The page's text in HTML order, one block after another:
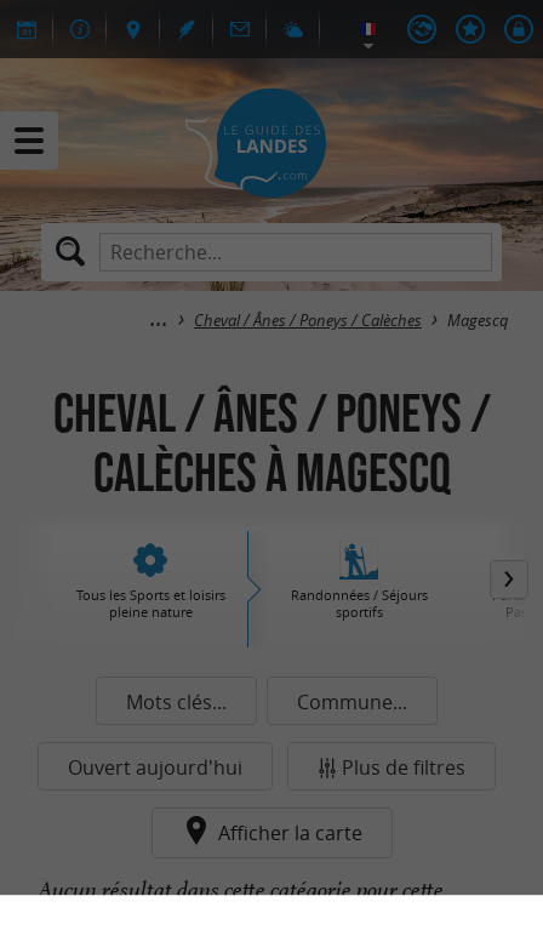
Cheval / Ânes / Poneys / Calèches Magescq
Cheval / Ânes / Poneys /
Calèches à Magescq
Tous les Sports et loisirs
pleine nature
Randonnées / Séjours
sportifs
Parcs
Mots clés... Commune...
Ouvert aujourd'hui Plus de filtres
Afficher la carte
Aucun résultat dans cette catégorie pour cette